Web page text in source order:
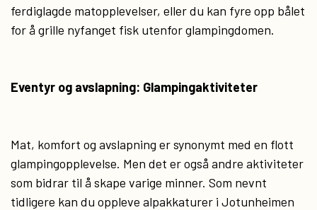
ferdiglagde matopplevelser, eller du kan fyre opp bålet
for å grille nyfanget fisk utenfor glampingdomen.
Eventyr og avslapning: Glampingaktiviteter
Mat, komfort og avslapning er synonymt med en flott
glampingopplevelse. Men det er også andre aktiviteter
som bidrar til å skape varige minner. Som nevnt
tidligere kan du oppleve alpakkaturer i Jotunheimen